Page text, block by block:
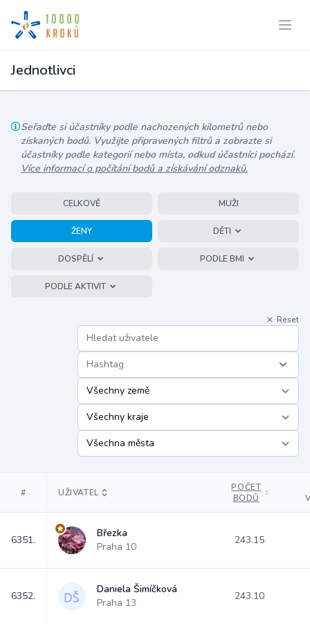
Jednotlivci
Seřaďte si účastníky podle nachozených kilometrů nebo
získaných bodů. Využijte připravených filtrů a zobrazte si
účastníky podle kategorií nebo místa, odkud účastníci pochází.
Více informací o počítání bodů a získávání odznaků.
CELKOVĚ MUŽI
ŽENY DĚTI
DOSPĚLÍ PODLE BMI
PODLE AKTIVIT
Reset
Hashtag
# UŽIVATEL
POČET
BODŮ
6351.
Březka
Praha 10
243.15
6352.
Daniela Šimíčková
Praha 13
243.10